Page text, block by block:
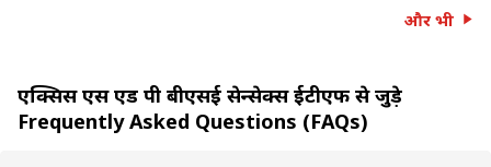
और भी
एक्सिस एस एंड पी बीएसई सेन्सेक्स ईटीएफ से जुड़े
Frequently Asked Questions (FAQs)